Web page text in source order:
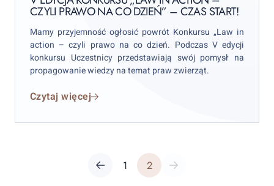
czyli
prawo
CZYLI PRAWO NA CO DZIEŃ” – CZAS START!
Mamy przyjemność ogłosić powrót Konkursu „Law in
action – czyli prawo na co dzień. Podczas V edycji
konkursu Uczestnicy przedstawiają swój pomysł na
propagowanie wiedzy na temat praw zwierząt.
Czytaj więcej
Previous page Page
1 Page
2 Next page